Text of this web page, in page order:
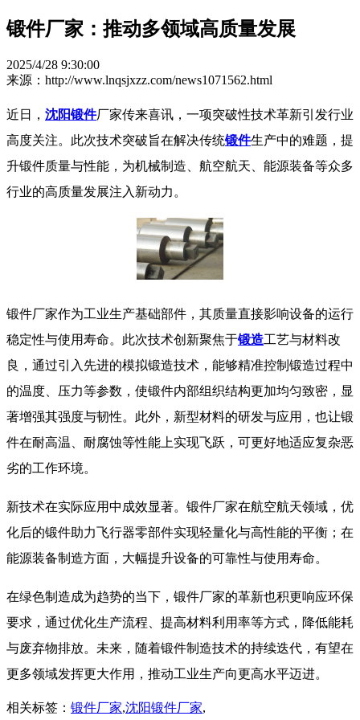
锻件厂家：推动多领域高质量发展​
2025/4/28 9:30:00
来源：http://www.lnqsjxzz.com/news1071562.html
近日， 沈阳锻件厂家传来喜讯，一项突破性技术革新引发行业
高度关注。此次技术突破旨在解决传统锻件生产中的难题，提
升锻件质量与性能，为机械制造、航空航天、能源装备等众多
行业的高质量发展注入新动力。
​ 锻件厂家作为工业生产基础部件，其质量直接影响设备的运行
稳定性与使用寿命。此次技术创新聚焦于锻造工艺与材料改
良，通过引入先进的模拟锻造技术，能够精准控制锻造过程中
的温度、压力等参数，使锻件内部组织结构更加均匀致密，显
著增强其强度与韧性。此外，新型材料的研发与应用，也让锻
件在耐高温、耐腐蚀等性能上实现飞跃，可更好地适应复杂恶
劣的工作环境。
​ 新技术在实际应用中成效显著。锻件厂家在航空航天领域，优
化后的锻件助力飞行器零部件实现轻量化与高性能的平衡；在
能源装备制造方面，大幅提升设备的可靠性与使用寿命。​
在绿色制造成为趋势的当下，锻件厂家的革新也积更响应环保
要求，通过优化生产流程、提高材料利用率等方式，降低能耗
与废弃物排放。未来，随着锻件制造技术的持续迭代，有望在
更多领域发挥更大作用，推动工业生产向更高水平迈进。
相关标签： 锻件厂家,沈阳锻件厂家,